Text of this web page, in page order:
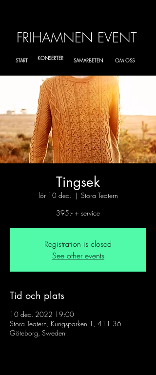
FRIHAMNEN EVENT
START OM OSS
SAMARBETEN
KONSERTER
Tingsek
lör 10 dec.
  |
Stora Teatern
395:- + service
Registration is closed
See other events
Tid och plats
10 dec. 2022 19:00
Stora Teatern, Kungsparken 1, 411 36
Göteborg, Sweden